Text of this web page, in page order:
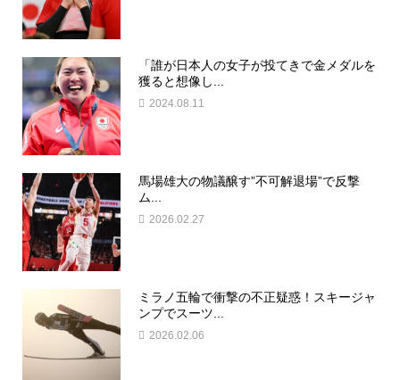
「誰が日本人の女子が投てきで金メダルを
獲ると想像し...
2024.08.11
馬場雄大の物議醸す”不可解退場”で反撃
ム...
2026.02.27
ミラノ五輪で衝撃の不正疑惑！スキージャ
ンプでスーツ...
2026.02.06